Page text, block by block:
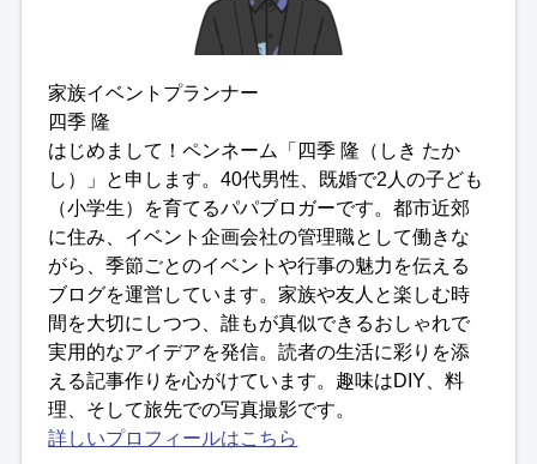
家族イベントプランナー
四季 隆
はじめまして！ペンネーム「四季 隆（しき たか
し）」と申します。40代男性、既婚で2人の子ども
（小学生）を育てるパパブロガーです。都市近郊
に住み、イベント企画会社の管理職として働きな
がら、季節ごとのイベントや行事の魅力を伝える
ブログを運営しています。家族や友人と楽しむ時
間を大切にしつつ、誰もが真似できるおしゃれで
実用的なアイデアを発信。読者の生活に彩りを添
える記事作りを心がけています。趣味はDIY、料
理、そして旅先での写真撮影です。
詳しいプロフィールはこちら